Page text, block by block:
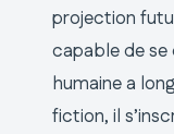
projection
capable de se
humaine a
fiction, il